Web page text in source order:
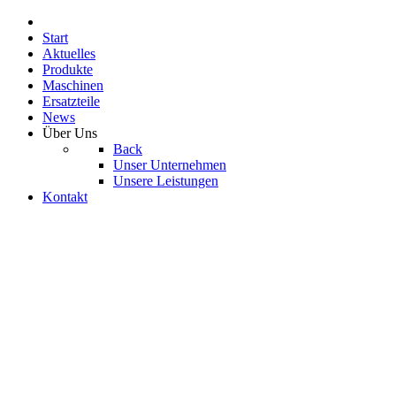
Start
Aktuelles
Produkte
Maschinen
Ersatzteile
News
Über Uns
Back
Unser Unternehmen
Unsere Leistungen
Kontakt